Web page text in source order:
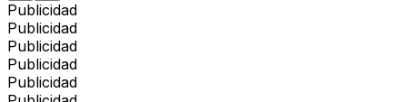
Publicidad
Publicidad
Publicidad
Publicidad
Publicidad